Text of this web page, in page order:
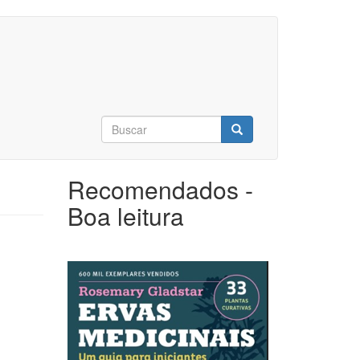
Formulário
de
busca
Recomendados -
Boa leitura